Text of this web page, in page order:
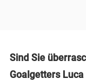
Sind Sie
Goalgetters